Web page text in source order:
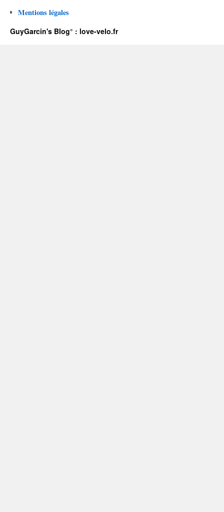
Mentions légales
GuyGarcin's Blog° : love-velo.fr